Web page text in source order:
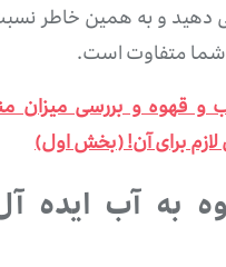
دهید و به همین خاطر
متفاوت است.
و قهوه و بررسی میزان
برای آن! (بخش اول)
به آب ایده